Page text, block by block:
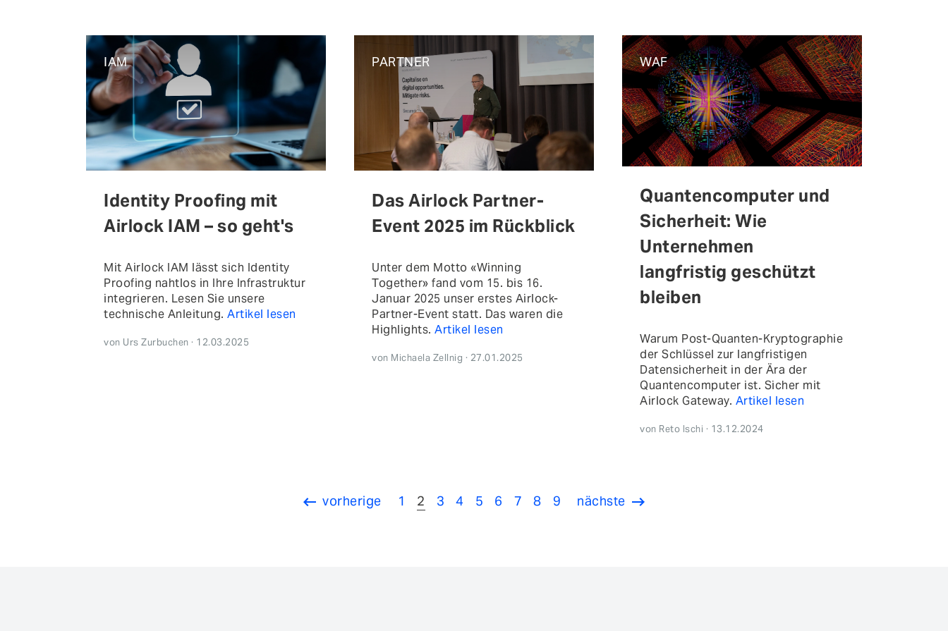
IAM
Identity Proofing mit
Airlock IAM – so geht's
Mit Airlock IAM lässt sich Identity
Proofing nahtlos in Ihre Infrastruktur
integrieren. Lesen Sie unsere
technische Anleitung. Artikel lesen
von Urs Zurbuchen · 12.03.2025
PARTNER
Das Airlock Partner-
Event 2025 im Rückblick
Unter dem Motto «Winning
Together» fand vom 15. bis 16.
Januar 2025 unser erstes Airlock-
Partner-Event statt. Das waren die
Highlights. Artikel lesen
von Michaela Zellnig · 27.01.2025
WAF
Quantencomputer und
Sicherheit: Wie
Unternehmen
langfristig geschützt
bleiben
Warum Post-Quanten-Kryptographie
der Schlüssel zur langfristigen
Datensicherheit in der Ära der
Quantencomputer ist. Sicher mit
Airlock Gateway. Artikel lesen
von Reto Ischi · 13.12.2024
vorherige 1 2 3 4 5 6 7 8 9 nächste